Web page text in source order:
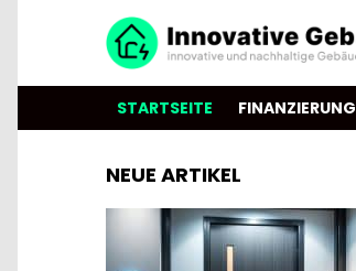
STARTSEITE FINANZIERUNG
NEUE ARTIKEL